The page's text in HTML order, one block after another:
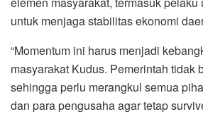
untuk menjaga stabilitas ekonomi
“Momentum ini harus menjadi
masyarakat Kudus. Pemerintah tidak
sehingga perlu merangkul semua
dan para pengusaha agar tetap